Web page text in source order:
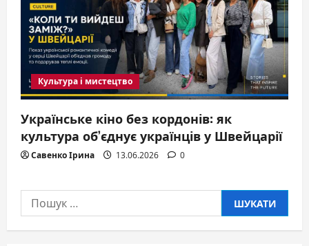
Культура і мистецтво
Українське кіно без кордонів: як
культура об’єднує українців у Швейцарії
Савенко Ірина 13.06.2026 0
Пошук: